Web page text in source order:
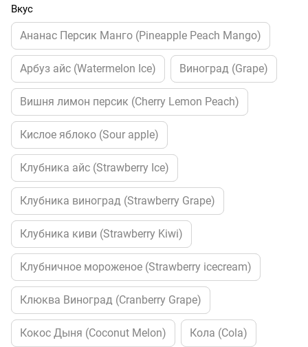
Вкус
Ананас Персик Манго (Pineapple Peach Mango)
Арбуз айс (Watermelon Ice) Виноград (Grape)
Вишня лимон персик (Cherry Lemon Peach)
Кислое яблоко (Sour apple)
Клубника айс (Strawberry Ice)
Клубника виноград (Strawberry Grape)
Клубника киви (Strawberry Kiwi)
Клубничное мороженое (Strawberry icecream)
Клюква Виноград (Cranberry Grape)
Кокос Дыня (Coconut Melon) Кола (Cola)